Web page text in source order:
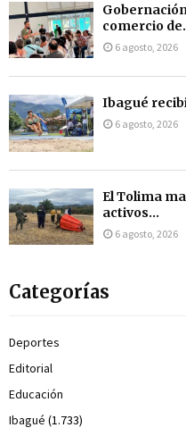
comercio
6 agosto, 2026
Ibagué
6 agosto, 2026
El Tolima
activos...
6 agosto, 2026
Categorías
Deportes
Editorial
Educación
Ibagué (1.733)